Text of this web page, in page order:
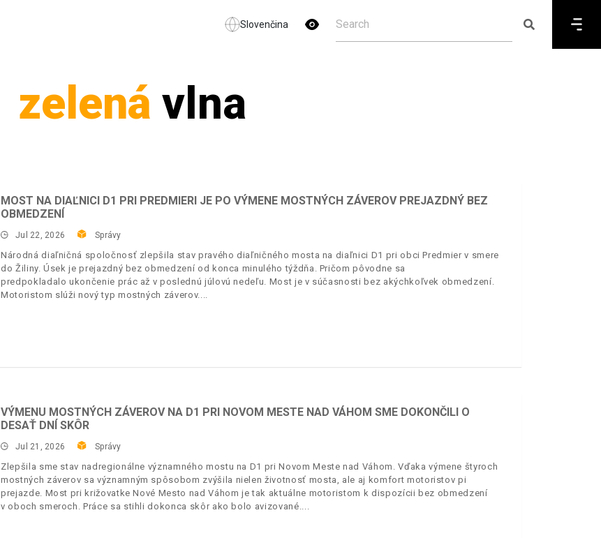
Slovenčina
zelená vlna
MOST NA DIAĽNICI D1 PRI PREDMIERI JE PO VÝMENE MOSTNÝCH ZÁVEROV PREJAZDNÝ BEZ
OBMEDZENÍ
Jul 22, 2026 Správy
Národná diaľničná spoločnosť zlepšila stav pravého diaľničného mosta na diaľnici D1 pri obci Predmier v smere
do Žiliny. Úsek je prejazdný bez obmedzení od konca minulého týždňa. Pričom pôvodne sa
predpokladalo ukončenie prác až v poslednú júlovú nedeľu. Most je v súčasnosti bez akýchkoľvek obmedzení.
Motoristom slúži nový typ mostných záverov.
VÝMENU MOSTNÝCH ZÁVEROV NA D1 PRI NOVOM MESTE NAD VÁHOM SME DOKONČILI O
DESAŤ DNÍ SKÔR
Jul 21, 2026 Správy
Zlepšila sme stav nadregionálne významného mostu na D1 pri Novom Meste nad Váhom. Vďaka výmene štyroch
mostných záverov sa významným spôsobom zvýšila nielen životnosť mosta, ale aj komfort motoristov pi
prejazde. Most pri križovatke Nové Mesto nad Váhom je tak aktuálne motoristom k dispozícii bez obmedzení
v oboch smeroch. Práce sa stihli dokonca skôr ako bolo avizované.